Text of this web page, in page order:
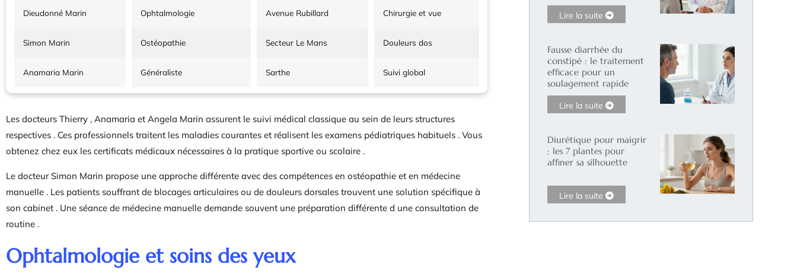
Dieudonné Marin Ophtalmologie Avenue Rubillard Chirurgie et vue
Simon Marin Ostéopathie Secteur Le Mans Douleurs dos
Anamaria Marin Généraliste Sarthe Suivi global
Les docteurs Thierry , Anamaria et Angela Marin assurent le suivi médical classique au sein de leurs structures
respectives . Ces professionnels traitent les maladies courantes et réalisent les examens pédiatriques habituels . Vous
obtenez chez eux les certificats médicaux nécessaires à la pratique sportive ou scolaire .
Le docteur Simon Marin propose une approche différente avec des compétences en ostéopathie et en médecine
manuelle . Les patients souffrant de blocages articulaires ou de douleurs dorsales trouvent une solution spécifique à
son cabinet . Une séance de médecine manuelle demande souvent une préparation différente d une consultation de
routine .
Ophtalmologie et soins des yeux
Lire la suite
Fausse diarrhée du
constipé : le traitement
efficace pour un
soulagement rapide
Lire la suite
Diurétique pour maigrir
: les 7 plantes pour
affiner sa silhouette
Lire la suite